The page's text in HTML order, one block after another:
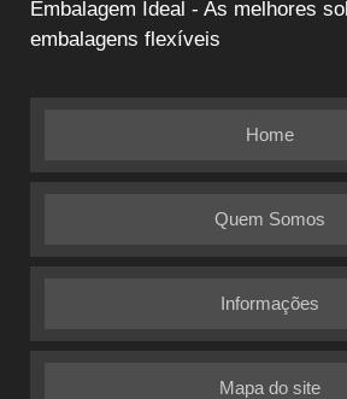
Embalagem Ideal - As melhores
embalagens flexíveis
Home
Quem Somos
Informações
Mapa do site